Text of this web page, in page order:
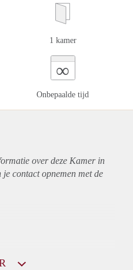
1 kamer
∞
Onbepaalde tijd
over deze Kamer in
contact opnemen met de